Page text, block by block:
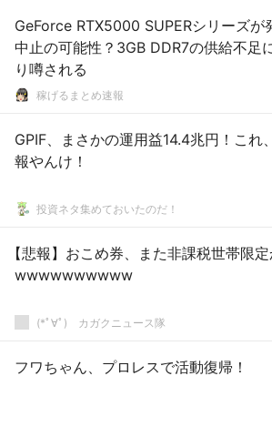
GeForce RTX5000 SUPERシリーズが
中止の可能性？3GB DDR7の供給不足
り噂される
稼げるまとめ速報
GPIF、まさかの運用益14.4兆円！これ
報やんけ！
投資ネタ集めておいたのだ！
【悲報】おこめ券、また非課税世帯限定
wwwwwwwwww
(*ﾟ∀ﾟ)ゞカガクニュース隊
フワちゃん、プロレスで活動復帰！